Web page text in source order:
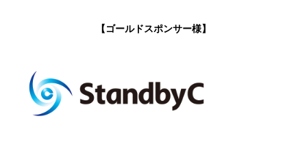
【ゴールドスポンサー様】